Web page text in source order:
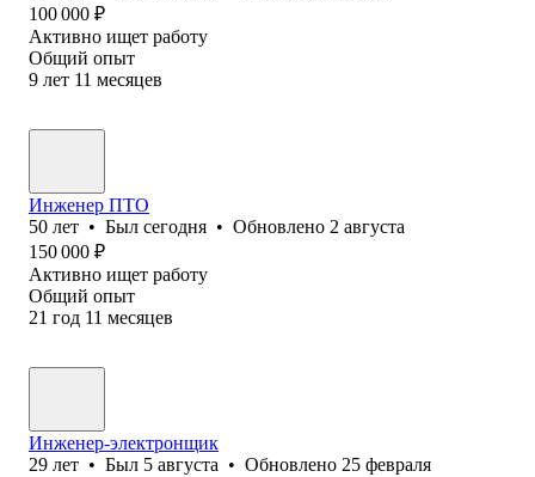
100 000 ₽
Активно ищет работу
Общий опыт
9 лет 11 месяцев
Инженер ПТО
50 лет • Был сегодня • Обновлено 2 августа
150 000 ₽
Активно ищет работу
Общий опыт
21 год 11 месяцев
Инженер-электронщик
29 лет • Был 5 августа • Обновлено 25 февраля